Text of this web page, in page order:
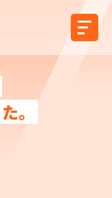
。